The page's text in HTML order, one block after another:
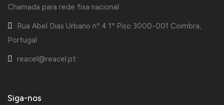
Chamada para rede fixa nacional
Rua Abel Dias Urbano nº 4 1º Piso 3000-001 Coimbra,
Portugal
reacel@reacel.pt
Siga-nos